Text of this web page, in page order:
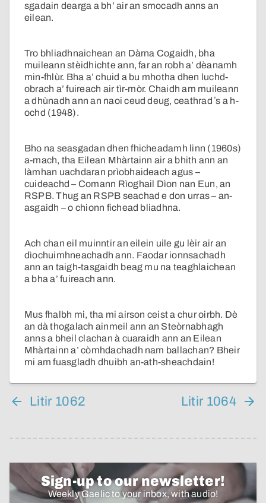
sgadain dearga a bh’ air an smocadh anns an
eilean.
Tro bhliadhnaichean an Dàrna Cogaidh, bha
muileann stèidhichte ann, far an robh a’ dèanamh
min-fhlùr. Bha a’ chuid a bu mhotha dhen luchd-
obrach a’ fuireach air tìr-mòr. Chaidh am muileann
a dhùnadh ann an naoi ceud deug, ceathrad ʼs a h-
ochd (1948).
Bho na seasgadan dhen fhicheadamh linn (1960s)
a-mach, tha Eilean Mhàrtainn air a bhith ann an
làmhan uachdaran prìobhaideach agus –
cuideachd – Comann Rìoghail Dìon nan Eun, an
RSPB. Thug an RSPB seachad e don urras – an-
asgaidh – o chionn fichead bliadhna.
Ach chan eil muinntir an eilein uile gu lèir air an
dìochuimhneachadh ann. Faodar ionnsachadh
ann an taigh-tasgaidh beag mu na teaghlaichean
a bha a’ fuireach ann.
Mus fhalbh mi, tha mi airson ceist a chur oirbh. Dè
an dà thogalach ainmeil ann an Steòrnabhagh
anns a bheil clachan à cuaraidh ann an Eilean
Mhàrtainn a’ còmhdachadh nam ballachan? Bheir
mi am fuasgladh dhuibh an-ath-sheachdain!
Litir 1062 Litir 1064
Sign-up to our newsletter!
Weekly Gaelic to your inbox, with audio!